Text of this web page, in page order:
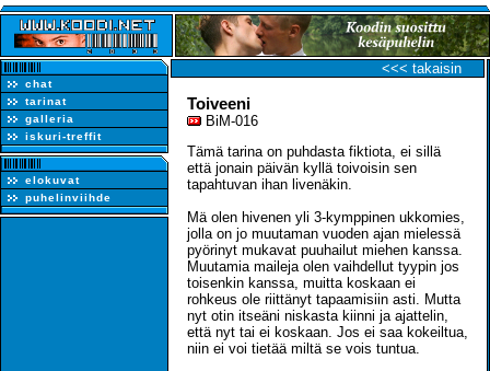
chat
tarinat
galleria
iskuri-treffit
elokuvat
puhelinviihde
<<< takaisin
Toiveeni
BiM-016
Tämä tarina on puhdasta fiktiota, ei sillä
että jonain päivän kyllä toivoisin sen
tapahtuvan ihan livenäkin.
Mä olen hivenen yli 3-kymppinen ukkomies,
jolla on jo muutaman vuoden ajan mielessä
pyörinyt mukavat puuhailut miehen kanssa.
Muutamia maileja olen vaihdellut tyypin jos
toisenkin kanssa, muitta koskaan ei
rohkeus ole riittänyt tapaamisiin asti. Mutta
nyt otin itseäni niskasta kiinni ja ajattelin,
että nyt tai ei koskaan. Jos ei saa kokeiltua,
niin ei voi tietää miltä se vois tuntua.